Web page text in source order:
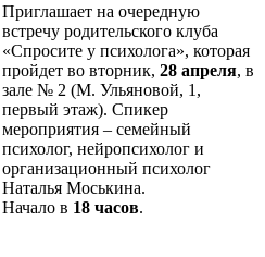
Приглашает на очередную
встречу родительского клуба
«Спросите у психолога», которая
пройдет во вторник, 28 апреля, в
зале № 2 (М. Ульяновой, 1,
первый этаж). Спикер
мероприятия – семейный
психолог, нейропсихолог и
организационный психолог
Наталья Моськина.
Начало в 18 часов.